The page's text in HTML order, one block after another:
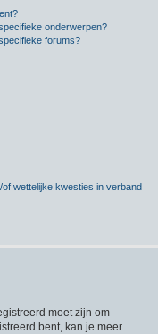
onderwerpen?
forums?
wettelijke kwesties in verband
moet zijn om
bent, kan je meer